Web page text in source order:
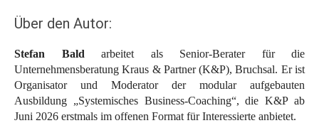
Über den Autor:
Stefan Bald arbeitet als Senior-Berater für die
Unternehmensberatung Kraus & Partner (K&P), Bruchsal. Er ist
Organisator und Moderator der modular aufgebauten
Ausbildung „Systemisches Business-Coaching“, die K&P ab
Juni 2026 erstmals im offenen Format für Interessierte anbietet.